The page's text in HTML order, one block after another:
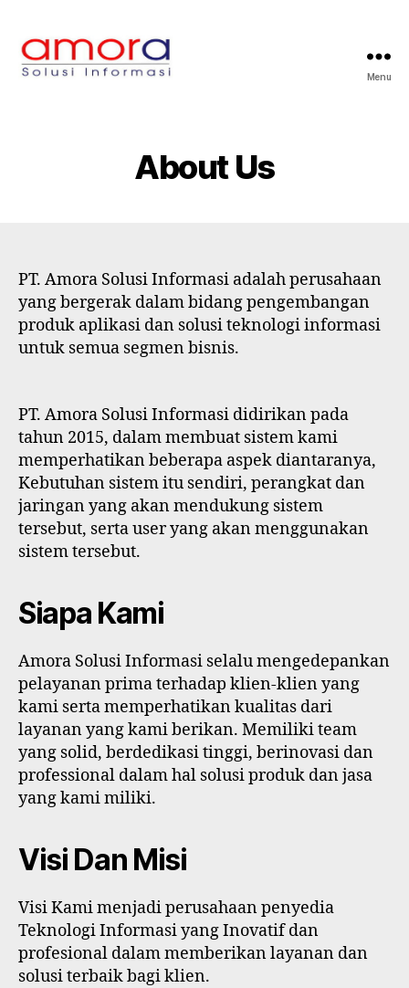
Menu
About Us
PT. Amora Solusi Informasi adalah perusahaan
yang bergerak dalam bidang pengembangan
produk aplikasi dan solusi teknologi informasi
untuk semua segmen bisnis.
PT. Amora Solusi Informasi didirikan pada
tahun 2015, dalam membuat sistem kami
memperhatikan beberapa aspek diantaranya,
Kebutuhan sistem itu sendiri, perangkat dan
jaringan yang akan mendukung sistem
tersebut, serta user yang akan menggunakan
sistem tersebut.
Siapa Kami
Amora Solusi Informasi selalu mengedepankan
pelayanan prima terhadap klien-klien yang
kami serta memperhatikan kualitas dari
layanan yang kami berikan. Memiliki team
yang solid, berdedikasi tinggi, berinovasi dan
professional dalam hal solusi produk dan jasa
yang kami miliki.
Visi Dan Misi
Visi Kami menjadi perusahaan penyedia
Teknologi Informasi yang Inovatif dan
profesional dalam memberikan layanan dan
solusi terbaik bagi klien.